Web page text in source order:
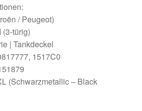
/ Peugeot)
(3-türig)
| Tankdeckel
1517C0
(Schwarzmetallic – Black